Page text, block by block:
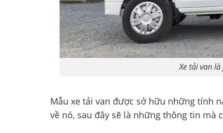
Xe tải van
Mẫu xe tải van được sở hữu những tính
về nó, sau đây sẽ là những thông tin mà